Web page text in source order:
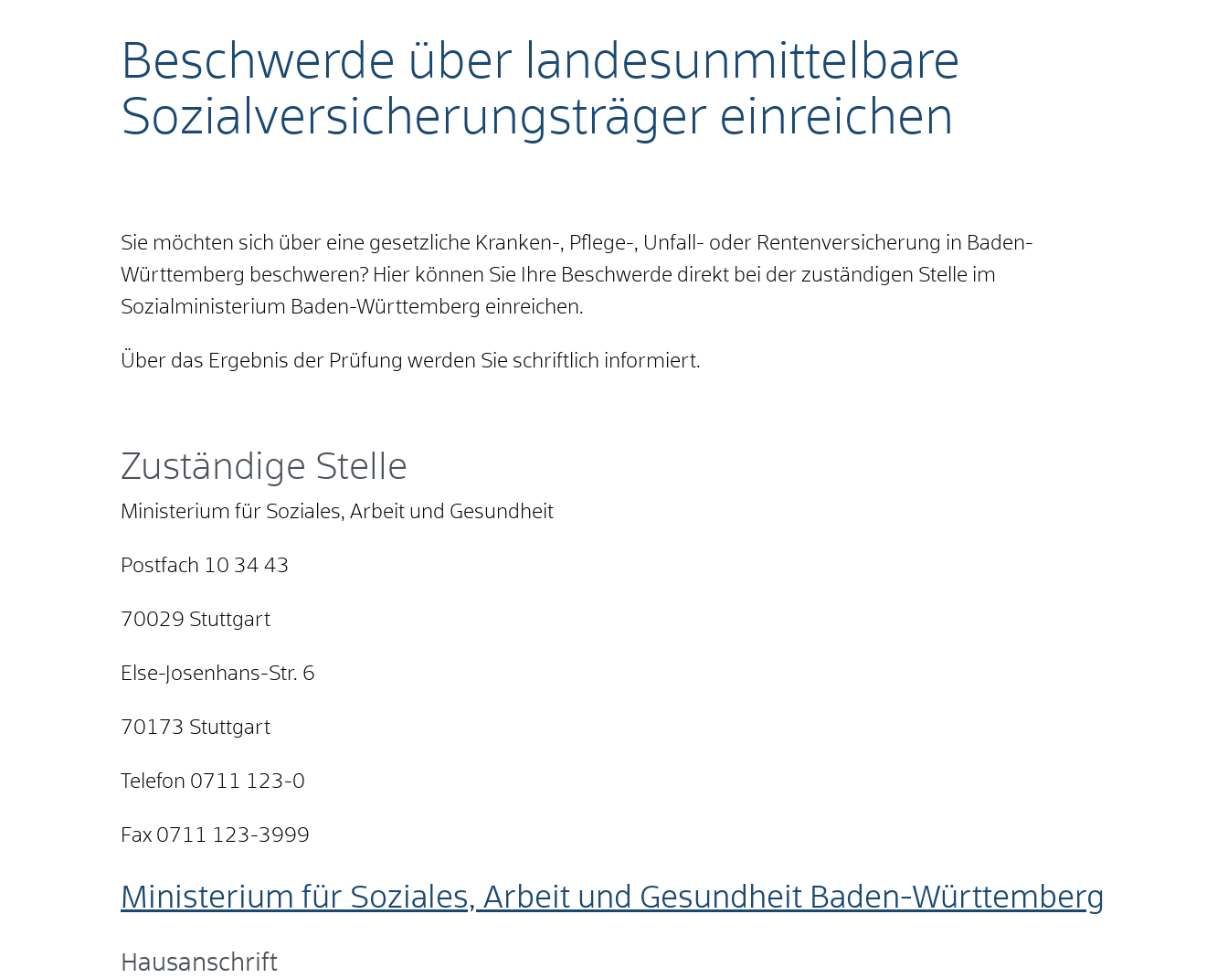
Beschwerde über landesunmittelbare
Sozialversicherungsträger einreichen
Sie möchten sich über eine gesetzliche Kranken-, Pflege-, Unfall- oder Rentenversicherung in Baden-
Württemberg beschweren? Hier können Sie Ihre Beschwerde direkt bei der zuständigen Stelle im
Sozialministerium Baden-Württemberg einreichen.
Über das Ergebnis der Prüfung werden Sie schriftlich informiert.
Zuständige Stelle
Ministerium für Soziales, Arbeit und Gesundheit
Postfach 10 34 43
70029 Stuttgart
Else-Josenhans-Str. 6
70173 Stuttgart
Telefon 0711 123-0
Fax 0711 123-3999
Ministerium für Soziales, Arbeit und Gesundheit Baden-Württemberg
Hausanschrift